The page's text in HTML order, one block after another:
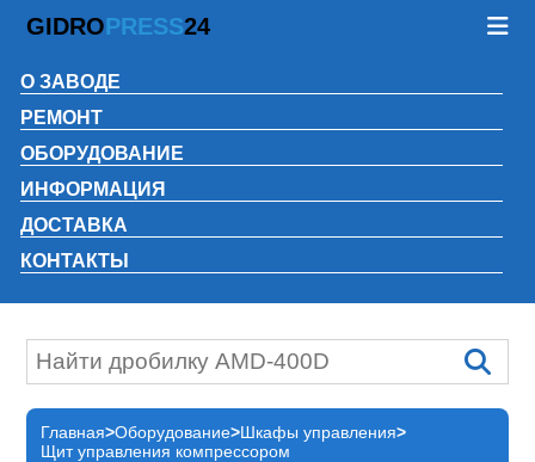
GIDROPRESS24
О ЗАВОДЕ
РЕМОНТ
ОБОРУДОВАНИЕ
ИНФОРМАЦИЯ
ДОСТАВКА
КОНТАКТЫ
Главная Оборудование Шкафы управления
Щит управления компрессором